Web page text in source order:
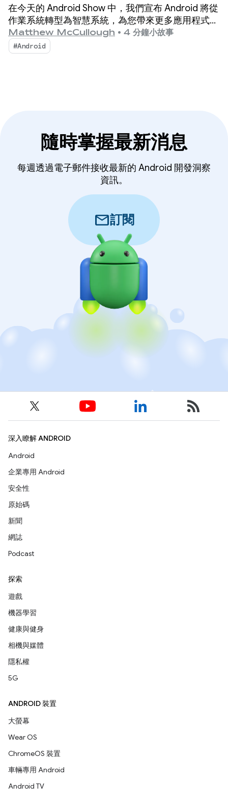
在今天的 Android Show 中，我們宣布 Android 將從
作業系統轉型為智慧系統，為您帶來更多應用程式互
動商機。
Matthew McCullough • 4 分鐘小故事
#Android
隨時掌握最新消息
每週透過電子郵件接收最新的 Android 開發洞察
資訊。
mail訂閱
深入瞭解 ANDROID
Android
企業專用 Android
安全性
原始碼
新聞
網誌
Podcast
探索
遊戲
機器學習
健康與健身
相機與媒體
隱私權
5G
ANDROID 裝置
大螢幕
Wear OS
ChromeOS 裝置
車輛專用 Android
Android TV